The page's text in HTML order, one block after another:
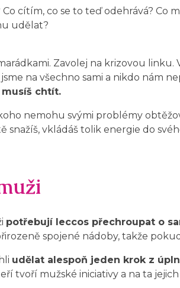
Co cítím, co se to teď odehrává? Co
udělat?
Zavolej na krizovou
na všechno sami a nikdo nám
musíš chtít.
nemohu svými problémy
snažíš, vkládáš tolik energie do
potřebují leccos přechroupat o
spojené nádoby, takže
udělat alespoň jeden krok z
tvoří mužské iniciativy a na ta